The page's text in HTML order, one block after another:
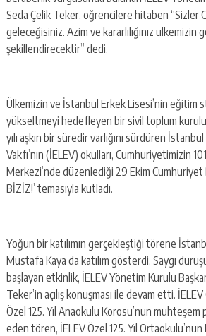
Seda Çelik Teker, öğrencilere hitaben “Sizler
geleceğisiniz. Azim ve kararlılığınız ülkemizin
şekillendirecektir” dedi.
Ülkemizin ve İstanbul Erkek Lisesi’nin eğitim
yükseltmeyi hedefleyen bir sivil toplum
yılı aşkın bir süredir varlığını sürdüren
Vakfı’nın (İELEV) okulları, Cumhuriyetimizin
Merkezi’nde düzenlediği 29 Ekim Cumhuriyet
BİZİZ!’ temasıyla kutladı.
Yoğun bir katılımın gerçekleştiği törene
Mustafa Kaya da katılım gösterdi. Saygı
başlayan etkinlik, İELEV Yönetim Kurulu
Teker’in açılış konuşması ile devam etti. İELEV
Özel 125. Yıl Anaokulu Korosu’nun
eden tören, İELEV Özel 125. Yıl